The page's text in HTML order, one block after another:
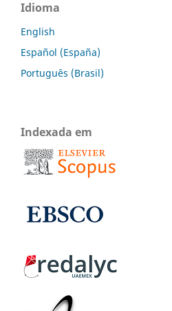
Idioma
English
Español (España)
Português (Brasil)
Indexada em